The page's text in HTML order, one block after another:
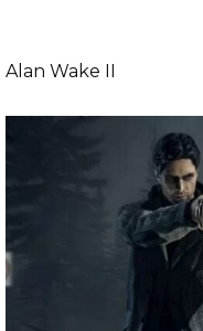
Alan Wake II